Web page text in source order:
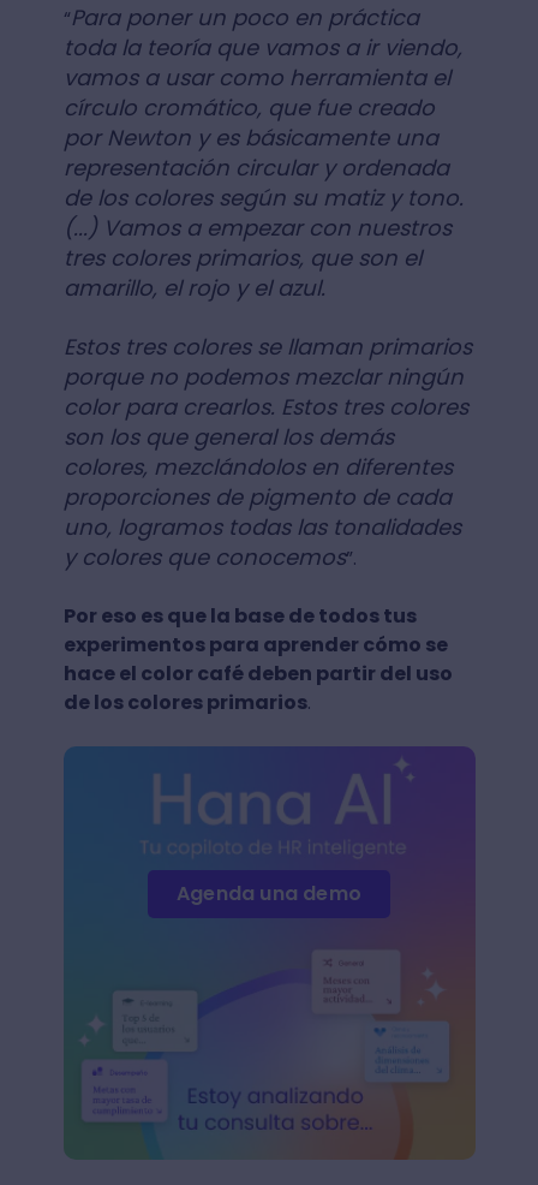
“Para poner un poco en práctica
toda la teoría que vamos a ir viendo,
vamos a usar como herramienta el
círculo cromático, que fue creado
por Newton y es básicamente una
representación circular y ordenada
de los colores según su matiz y tono.
(...) Vamos a empezar con nuestros
tres colores primarios, que son el
amarillo, el rojo y el azul.
Estos tres colores se llaman primarios
porque no podemos mezclar ningún
color para crearlos. Estos tres colores
son los que general los demás
colores, mezclándolos en diferentes
proporciones de pigmento de cada
uno, logramos todas las tonalidades
y colores que conocemos”.
Por eso es que la base de todos tus
experimentos para aprender cómo se
hace el color café deben partir del uso
de los colores primarios.
Agenda una demo